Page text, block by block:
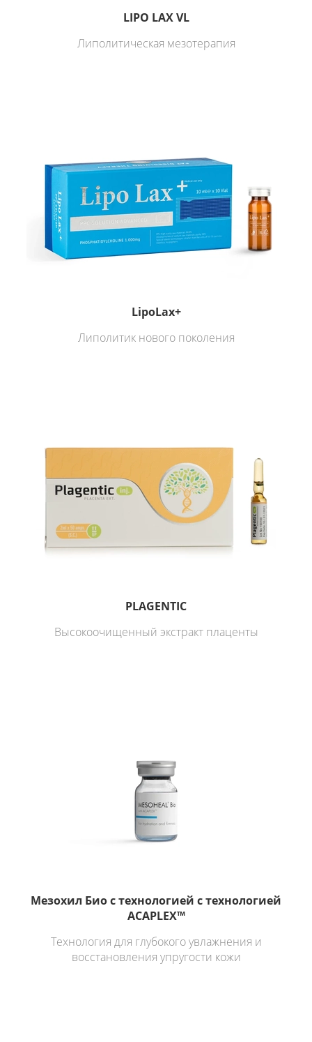
LIPO LAX VL
Липолитическая мезотерапия
LipoLax+
Липолитик нового поколения
PLAGENTIC
Высокоочищенный экстракт плаценты
Мезохил Био с технологией с технологией
ACAPLEX™
Технология для глубокого увлажнения и
восстановления упругости кожи